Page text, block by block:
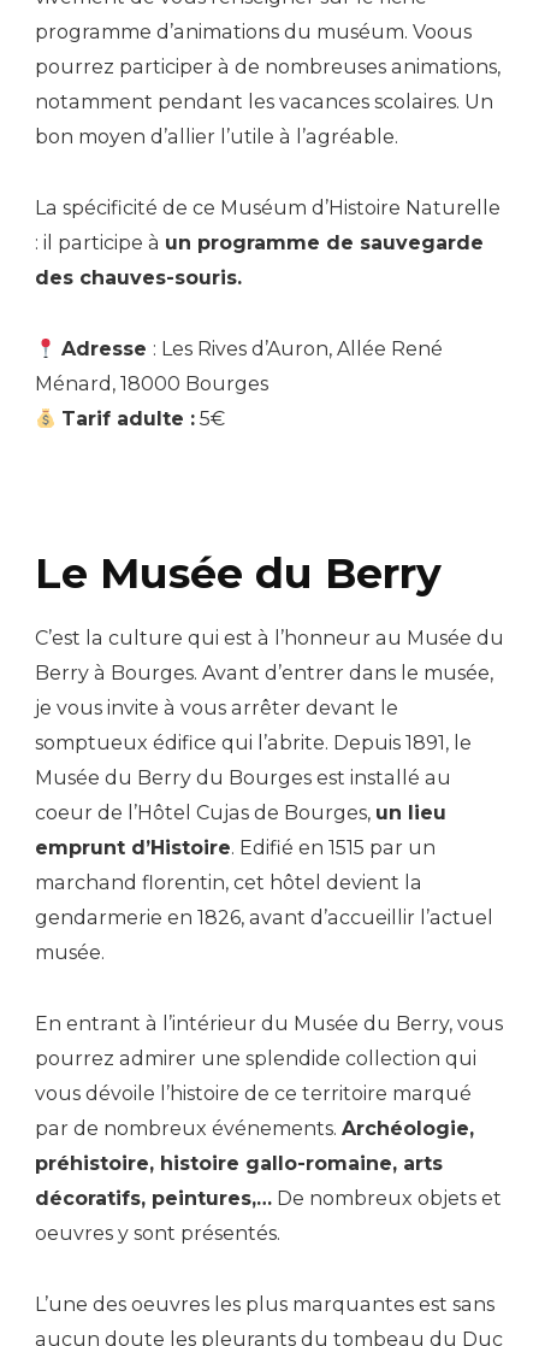
programme d’animations du muséum. Voous
pourrez participer à de nombreuses animations,
notamment pendant les vacances scolaires. Un
bon moyen d’allier l’utile à l’agréable.
La spécificité de ce Muséum d’Histoire Naturelle
: il participe à un programme de sauvegarde
des chauves-souris.
Adresse : Les Rives d’Auron, Allée René
Ménard, 18000 Bourges
Tarif adulte : 5€
Le Musée du Berry
C’est la culture qui est à l’honneur au Musée du
Berry à Bourges. Avant d’entrer dans le musée,
je vous invite à vous arrêter devant le
somptueux édifice qui l’abrite. Depuis 1891, le
Musée du Berry du Bourges est installé au
coeur de l’Hôtel Cujas de Bourges, un lieu
emprunt d’Histoire. Edifié en 1515 par un
marchand florentin, cet hôtel devient la
gendarmerie en 1826, avant d’accueillir l’actuel
musée.
En entrant à l’intérieur du Musée du Berry, vous
pourrez admirer une splendide collection qui
vous dévoile l’histoire de ce territoire marqué
par de nombreux événements. Archéologie,
préhistoire, histoire gallo-romaine, arts
décoratifs, peintures,… De nombreux objets et
oeuvres y sont présentés.
L’une des oeuvres les plus marquantes est sans
aucun doute les pleurants du tombeau du Duc